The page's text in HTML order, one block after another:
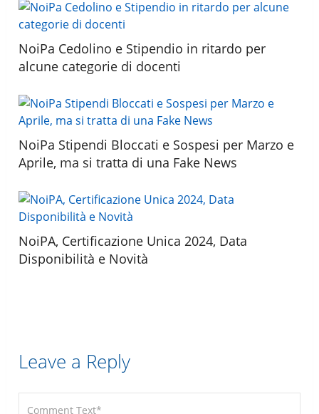
NoiPa Cedolino e Stipendio in ritardo per
alcune categorie di docenti
NoiPa Stipendi Bloccati e Sospesi per Marzo e
Aprile, ma si tratta di una Fake News
NoiPA, Certificazione Unica 2024, Data
Disponibilità e Novità
Leave a Reply